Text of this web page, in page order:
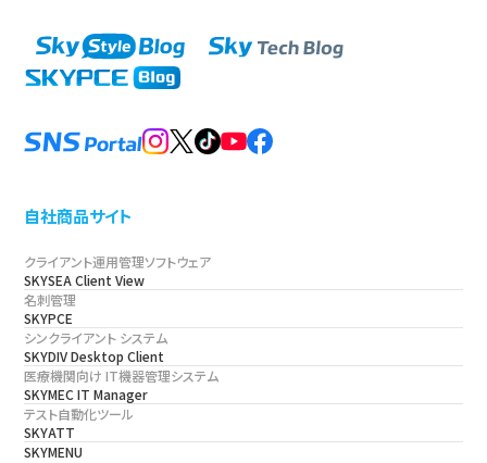
自社商品サイト
クライアント運用管理ソフトウェア
SKYSEA Client View
名刺管理
SKYPCE
シンクライアント システム
SKYDIV Desktop Client
医療機関向け IT機器管理システム
SKYMEC IT Manager
テスト自動化ツール
SKYATT
SKYMENU